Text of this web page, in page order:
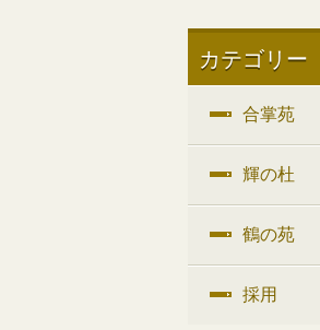
キ
カテゴリー
合掌苑
輝の杜
鶴の苑
採用